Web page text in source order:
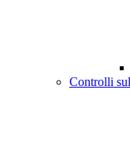
Controlli